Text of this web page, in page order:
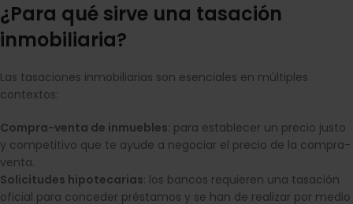
¿Para qué sirve una tasación
inmobiliaria?
Las tasaciones inmobiliarias son esenciales en múltiples
contextos:
Compra-venta de inmuebles: para establecer un precio justo
y competitivo que te ayude a negociar el precio de la compra-
venta.
Solicitudes hipotecarias: los bancos requieren una tasación
oficial para conceder préstamos y se han de realizar por medio